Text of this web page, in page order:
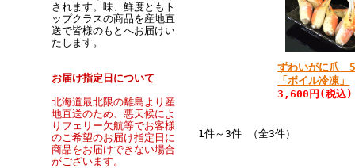
されます。味、鮮度ともト
ップクラスの商品を産地直
送で皆様のもとへお届けい
たします。
お届け指定日について
北海道最北限の離島より産
地直送のため、悪天候によ
りフェリー欠航等でお客様
のご希望のお届け指定日に
商品をお届けできない場合
がございます。
ずわいがに爪
「ボイル冷凍」
3,600円(税込)
1件～3件 （全3件）